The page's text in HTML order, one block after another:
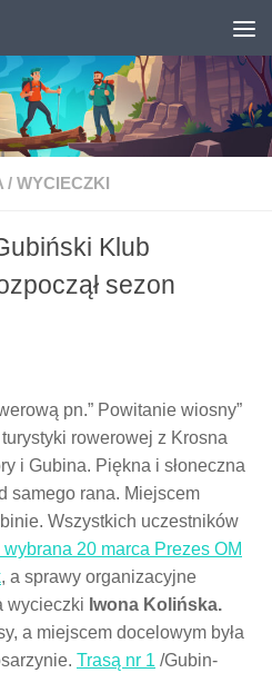
/ WYCIECZKI
Klub
sezon
pn.” Powitanie wiosny”
turystyki rowerowej z Krosna
i Gubina. Piękna i słoneczna
samego rana. Miejscem
Wszystkich uczestników
wybrana 20 marca Prezes OM
, a sprawy organizacyjne
wycieczki Iwona Kolińska.
a miejscem docelowym była
Trasą nr 1 /Gubin-